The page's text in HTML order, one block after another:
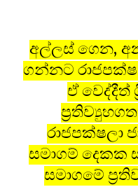
අල්ලස් ගෙන,
ගන්නට
ඒ වෙද්දීත්
රාජපක්ෂලා
සමාගම් දෙකක
සමාගමේ